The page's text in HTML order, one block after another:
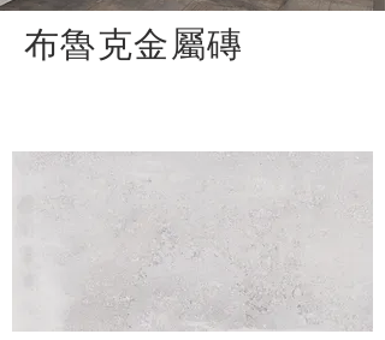
布魯克金屬磚